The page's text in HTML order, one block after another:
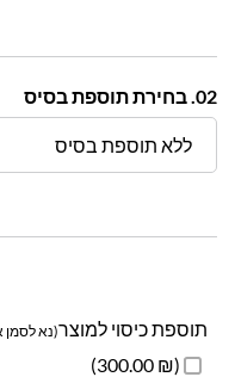
02. בחירת תוספת בסיס
ללא תוספת בסיס
תוספת כיסוי למוצר(נא לסמן
(₪ 300.00)